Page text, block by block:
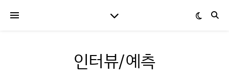
인터뷰/예측